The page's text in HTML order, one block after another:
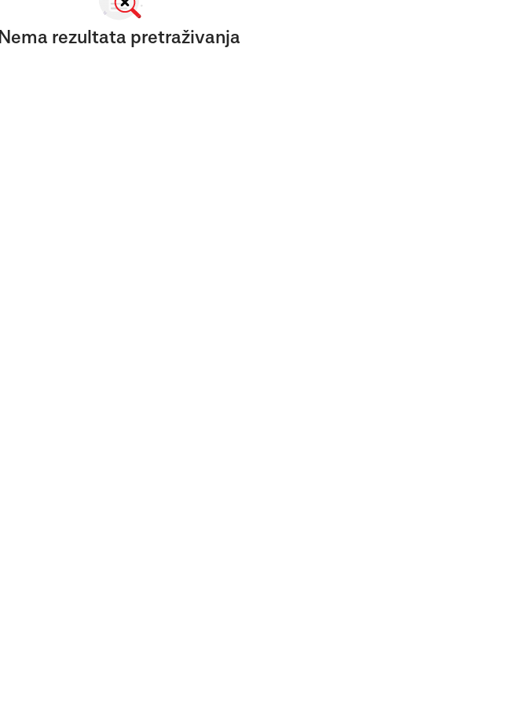
Nema rezultata pretraživanja